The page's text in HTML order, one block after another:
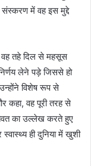
में वह इस मुद्दे
वह तहे दिल से महसूस
लेने पड़े जिससे हो
विशेष रूप से
कहा, वह पूरी तरह से
का उल्‍लेख करते हुए
ही दुनिया में खुशी